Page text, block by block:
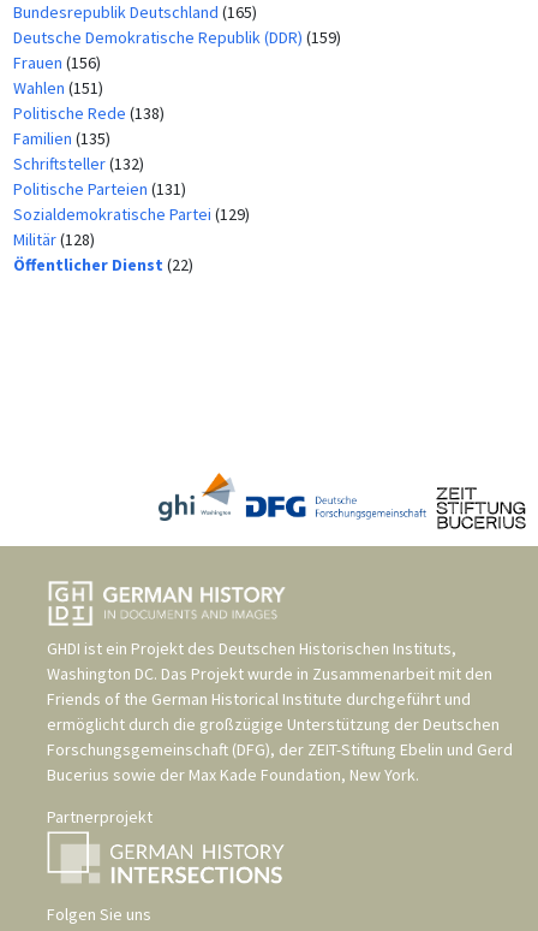
Bundesrepublik Deutschland (165)
Deutsche Demokratische Republik (DDR) (159)
Frauen (156)
Wahlen (151)
Politische Rede (138)
Familien (135)
Schriftsteller(132)
Politische Parteien (131)
Sozialdemokratische Partei (129)
Militär(128)
Öffentlicher Dienst (22)
GHDI ist ein Projekt des Deutschen Historischen Instituts,
Washington DC. Das Projekt wurde in Zusammenarbeit mit den
Friends of the German Historical Institute durchgeführt und
ermöglicht durch die großzügige Unterstützung der Deutschen
Forschungsgemeinschaft (DFG), der ZEIT-Stiftung Ebelin und Gerd
Bucerius sowie der Max Kade Foundation, New York.
Partnerprojekt
Folgen Sie uns